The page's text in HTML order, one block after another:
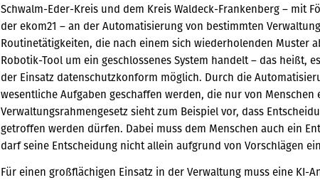
Schwalm-Eder-Kreis und dem Kreis Waldeck-Frankenberg – mit
der ekom21 – an der Automatisierung von bestimmten
Routinetätigkeiten, die nach einem sich wiederholenden Muster
Robotik-Tool um ein geschlossenes System handelt – das heißt,
der Einsatz datenschutzkonform möglich. Durch die
wesentliche Aufgaben geschaffen werden, die nur von
Verwaltungsrahmengesetz sieht zum Beispiel vor, dass
getroffen werden dürfen. Dabei muss dem Menschen auch ein
darf seine Entscheidung nicht allein aufgrund von Vorschlägen
Für einen großflächigen Einsatz in der Verwaltung muss eine